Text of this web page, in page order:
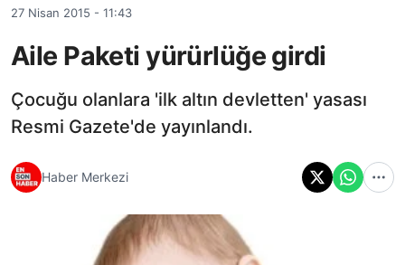
27 Nisan 2015 - 11:43
Aile Paketi yürürlüğe girdi
Çocuğu olanlara 'ilk altın devletten' yasası
Resmi Gazete'de yayınlandı.
Haber Merkezi